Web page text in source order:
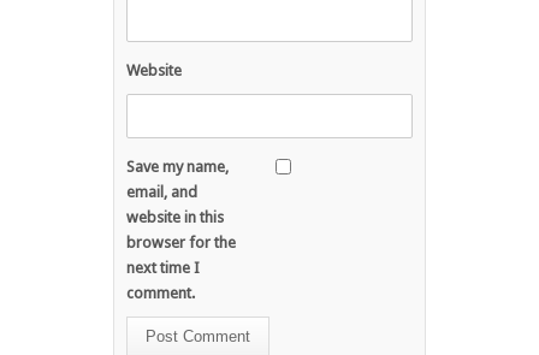
Website
Save my name,
email, and
website in this
browser for the
next time I
comment.